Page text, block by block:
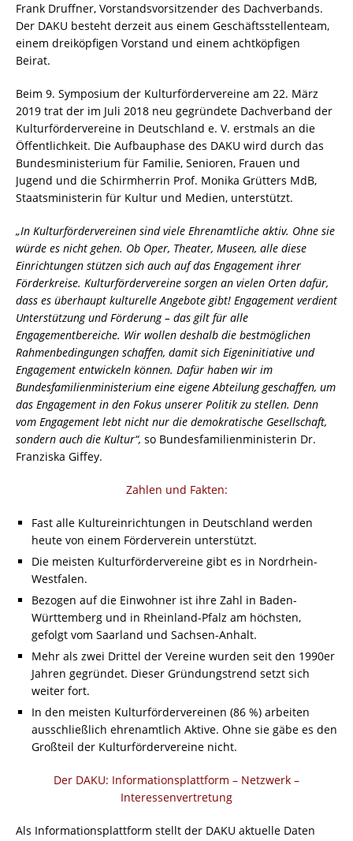
Frank Druffner, Vorstandsvorsitzender des Dachverbands.
Der DAKU besteht derzeit aus einem Geschäftsstellenteam,
einem dreiköpfigen Vorstand und einem achtköpfigen
Beirat.
Beim 9. Symposium der Kulturfördervereine am 22. März
2019 trat der im Juli 2018 neu gegründete Dachverband der
Kulturfördervereine in Deutschland e. V. erstmals an die
Öffentlichkeit. Die Aufbauphase des DAKU wird durch das
Bundesministerium für Familie, Senioren, Frauen und
Jugend und die Schirmherrin Prof. Monika Grütters MdB,
Staatsministerin für Kultur und Medien, unterstützt.
„In Kulturfördervereinen sind viele Ehrenamtliche aktiv. Ohne sie
würde es nicht gehen. Ob Oper, Theater, Museen, alle diese
Einrichtungen stützen sich auch auf das Engagement ihrer
Förderkreise. Kulturfördervereine sorgen an vielen Orten dafür,
dass es überhaupt kulturelle Angebote gibt! Engagement verdient
Unterstützung und Förderung – das gilt für alle
Engagementbereiche. Wir wollen deshalb die bestmöglichen
Rahmenbedingungen schaffen, damit sich Eigeninitiative und
Engagement entwickeln können. Dafür haben wir im
Bundesfamilienministerium eine eigene Abteilung geschaffen, um
das Engagement in den Fokus unserer Politik zu stellen. Denn
vom Engagement lebt nicht nur die demokratische Gesellschaft,
sondern auch die Kultur“, so Bundesfamilienministerin Dr.
Franziska Giffey.
Zahlen und Fakten:
Fast alle Kultureinrichtungen in Deutschland werden
heute von einem Förderverein unterstützt.
Die meisten Kulturfördervereine gibt es in Nordrhein-
Westfalen.
Bezogen auf die Einwohner ist ihre Zahl in Baden-
Württemberg und in Rheinland-Pfalz am höchsten,
gefolgt vom Saarland und Sachsen-Anhalt.
Mehr als zwei Drittel der Vereine wurden seit den 1990er
Jahren gegründet. Dieser Gründungstrend setzt sich
weiter fort.
In den meisten Kulturfördervereinen (86 %) arbeiten
ausschließlich ehrenamtlich Aktive. Ohne sie gäbe es den
Großteil der Kulturfördervereine nicht.
Der DAKU: Informationsplattform – Netzwerk –
Interessenvertretung
Als Informationsplattform stellt der DAKU aktuelle Daten